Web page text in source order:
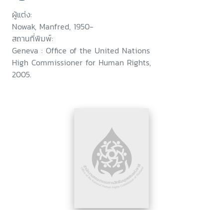
ผู้แต่ง:
Nowak, Manfred, 1950-
สถานที่พิมพ์:
Geneva : Office of the United Nations
High Commissioner for Human Rights,
2005.